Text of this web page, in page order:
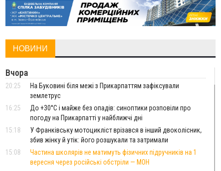
НОВИНИ
Вчора
20:25
На Буковині біля межі з Прикарпаттям зафіксували
землетрус
16:25
До +30°C і майже без опадів: синоптики розповіли про
погоду на Прикарпатті у найближчі дні
15:18
У Франківську мотоцикліст врізався в інший двоколісник,
збив жінку й утік: його розшукали та затримали
15:08
Частина школярів не матимуть фізичних підручників на 1
вересня через російські обстріли — МОН